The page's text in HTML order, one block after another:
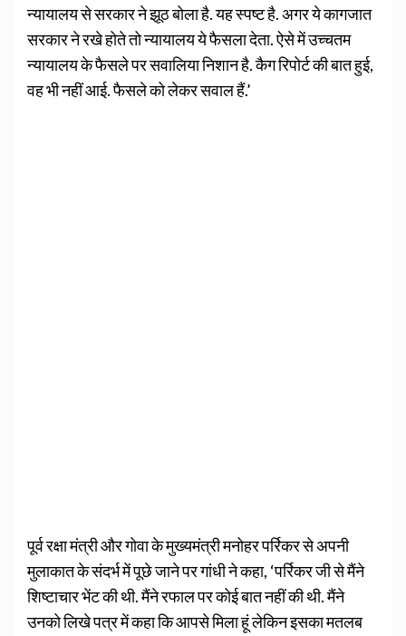
न्यायालय से सरकार ने झूठ बोला है. यह स्पष्ट है. अगर ये कागजात
सरकार ने रखे होते तो न्यायालय ये फैसला देता. ऐसे में उच्चतम
न्यायालय के फैसले पर सवालिया निशान है. कैग रिपोर्ट की बात हुई,
वह भी नहीं आई. फैसले को लेकर सवाल हैं.’
पूर्व रक्षा मंत्री और गोवा के मुख्यमंत्री मनोहर पर्रिकर से अपनी
मुलाकात के संदर्भ में पूछे जाने पर गांधी ने कहा, ‘पर्रिकर जी से मैंने
शिष्टाचार भेंट की थी. मैंने रफाल पर कोई बात नहीं की थी. मैंने
उनको लिखे पत्र में कहा कि आपसे मिला हूं लेकिन इसका मतलब